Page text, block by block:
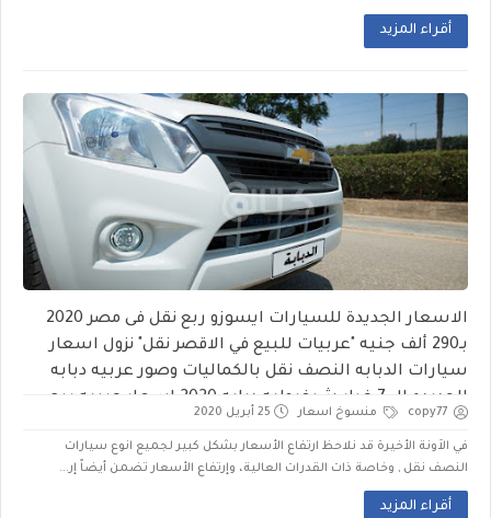
أقراء المزيد
الاسعار الجديدة للسيارات ايسوزو ربع نقل فى مصر 2020
بـ290 ألف جنيه "عربيات للبيع في الاقصر نقل" نزول اسعار
سيارات الدبابه النصف نقل بالكماليات وصور عربيه دبابه
الجديده ال 7 غيار شيفروليه دبابه 2020 اسعار عربيه ربع
نقل قلاب دبابة مواصفات lp4
copy77 منسوخ اسعار 25 أبريل 2020
في الاَونة الأخيرة قد نلاحظ ارتفاع الأسعار بشكل كبير لجميع انوع سيارات
النصف نقل , وخاصة ذات القدرات العالية، وإرتفاع الأسعار تضمن أيضاً إر...
أقراء المزيد